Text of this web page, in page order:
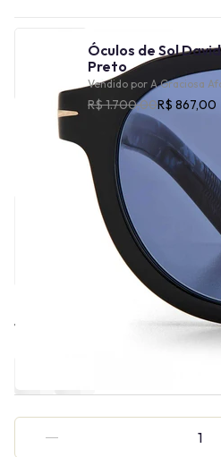
Óculos de Sol
Preto
Vendido por A Graciosa
R$ 1.700,00R$ 867,00
Tamanho